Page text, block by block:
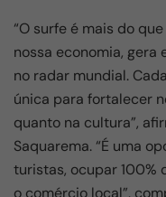
“O surfe é mais do
nossa economia, gera
no radar mundial.
única para fortalecer
quanto na cultura”,
Saquarema. “É uma
turistas, ocupar 100%
o comércio local”,